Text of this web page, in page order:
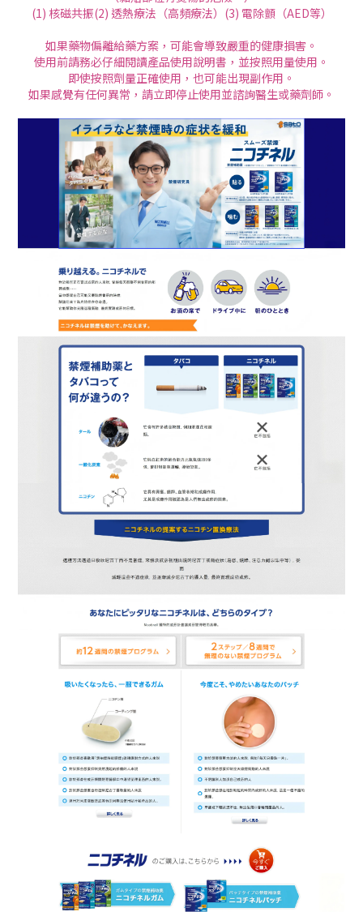
(1) 核磁共振(2) 透熱療法（高頻療法）(3) 電除顫（AED等）
如果藥物偏離給藥方案，可能會導致嚴重的健康損害。
使用前請務必仔細閱讀產品使用說明書，並按照用量使用。
即使按照劑量正確使用，也可能出現副作用。
如果感覺有任何異常，請立即停止使用並諮詢醫生或藥劑師。